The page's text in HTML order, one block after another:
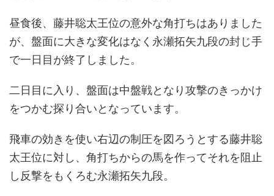
昼食後、藤井聡太王位の意外な角打ちはありました
が、盤面に大きな変化はなく永瀬拓矢九段の封じ手
で一日目が終了しました。
二日目に入り、盤面は中盤戦となり攻撃のきっかけ
をつかむ探り合いとなっています。
飛車の効きを使い右辺の制圧を図ろうとする藤井聡
太王位に対し、角打ちからの馬を作ってそれを阻止
し反撃をもくろむ永瀬拓矢九段。